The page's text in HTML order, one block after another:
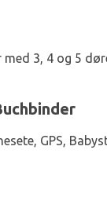
3, 4 og 5
GPS,